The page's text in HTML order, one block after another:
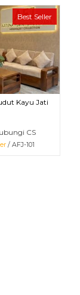
Best Seller
Kayu Jati
CS
/ AFJ-101